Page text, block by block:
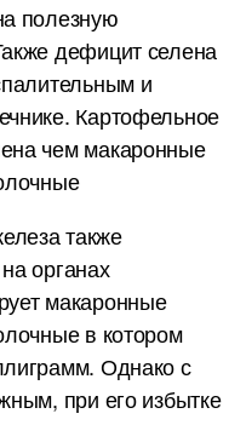
полезную
дефицит селена
и
Картофельное
чем макаронные
также
органах
макаронные
в котором
Однако с
при его избытке